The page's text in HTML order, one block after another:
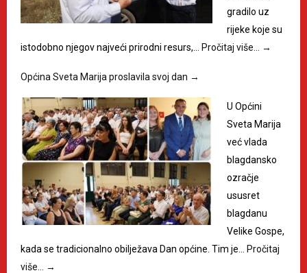
gradilo uz
rijeke koje su
istodobno njegov najveći prirodni resurs,…
Pročitaj više… →
Općina Sveta Marija proslavila svoj dan →
U Općini
Sveta Marija
već vlada
blagdansko
ozračje
ususret
blagdanu
Velike Gospe,
kada se tradicionalno obilježava Dan općine. Tim je…
Pročitaj
više…
→